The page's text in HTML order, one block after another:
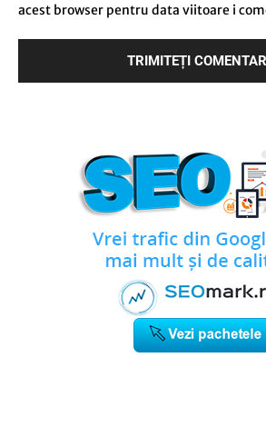
acest browser pentru data viitoare i